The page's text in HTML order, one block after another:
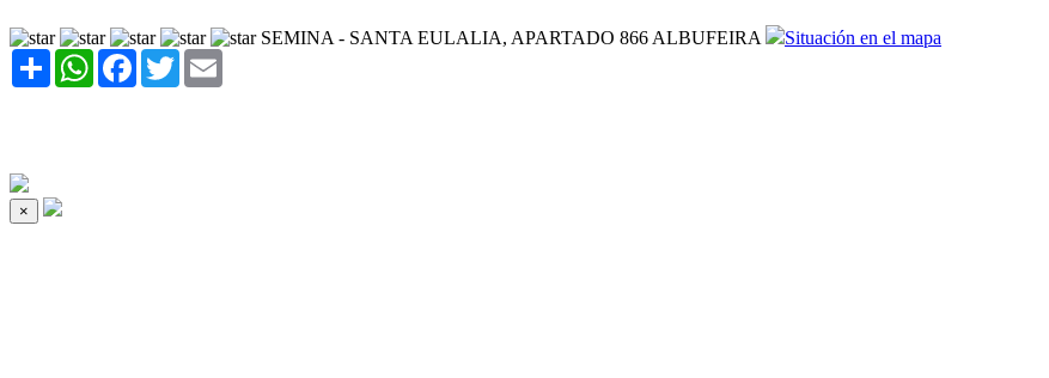
SEMINA - SANTA EULALIA, APARTADO 866 ALBUFEIRA
Situación en el mapa
Share WhatsAppFacebook
Twitter
×